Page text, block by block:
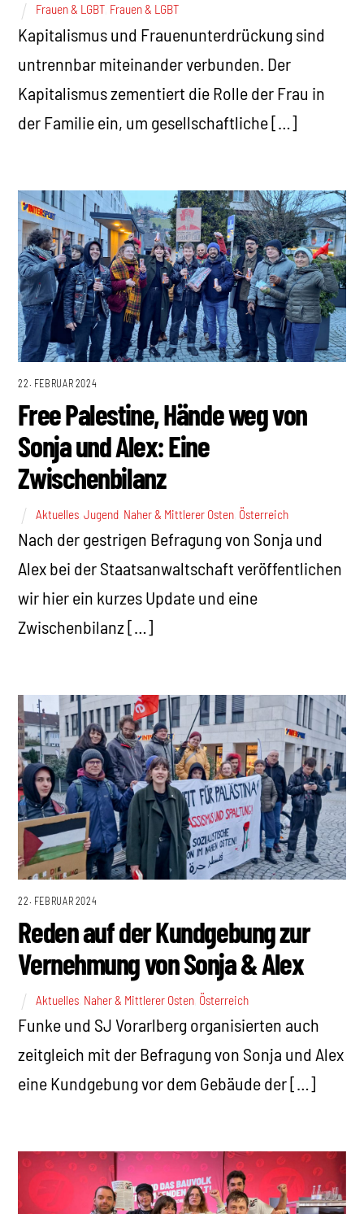
Frauen & LGBT Frauen & LGBT
Kapitalismus und Frauenunterdrückung sind
untrennbar miteinander verbunden. Der
Kapitalismus zementiert die Rolle der Frau in
der Familie ein, um gesellschaftliche […]
22. FEBRUAR 2024
Free Palestine, Hände weg von
Sonja und Alex: Eine
Zwischenbilanz
Aktuelles ,Jugend Naher & Mittlerer Osten Österreich
Nach der gestrigen Befragung von Sonja und
Alex bei der Staatsanwaltschaft veröffentlichen
wir hier ein kurzes Update und eine
Zwischenbilanz […]
22. FEBRUAR 2024
Reden auf der Kundgebung zur
Vernehmung von Sonja & Alex
Aktuelles Naher & Mittlerer Osten Österreich
Funke und SJ Vorarlberg organisierten auch
zeitgleich mit der Befragung von Sonja und Alex
eine Kundgebung vor dem Gebäude der […]